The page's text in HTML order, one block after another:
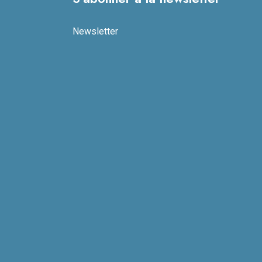
Newsletter